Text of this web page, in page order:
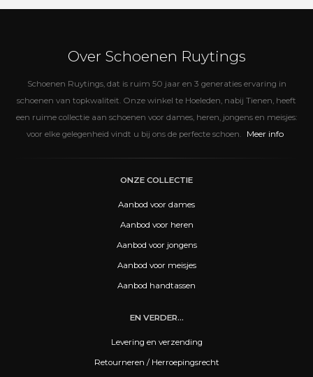
Over Schoenen Ruytings
Schoenen Ruytings, dat is ruim 50 jaar en 3 generaties ervaring in
schoenen van topkwaliteit. Onze winkel te Hoeleden, nabij Tienen, heeft
een ruime collectie aan schoenen voor dames, heren, jongens en meisjes:
voor elke gelegenheid vindt u bij ons de perfecte schoen.
Meer info
ONZE COLLECTIE
Aanbod voor dames
Aanbod voor heren
Aanbod voor jongens
Aanbod voor meisjes
Aanbod handtassen
EN VERDER...
Levering en verzending
Retourneren / Herroepingsrecht